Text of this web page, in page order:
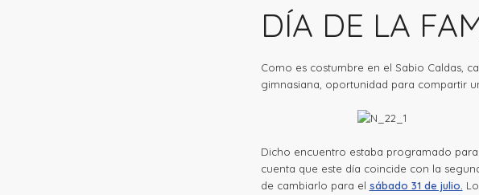
DÍA DE LA
Como es costumbre en el Sabio Caldas,
gimnasiana, oportunidad para compartir
Dicho encuentro estaba programado
cuenta que este día coincide con la
de cambiarlo para el sábado 31 de julio.